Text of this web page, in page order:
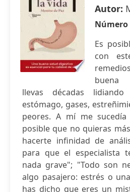
Autor:
Número
Es
con
buena
llevas décadas
estómago, gases,
peores. A mí me sucedía
posible que no quieras
hacerte infinidad de
para que el especialista
nada grave"; "Todo son
algo pasajero: estrés o
has dicho que eres un